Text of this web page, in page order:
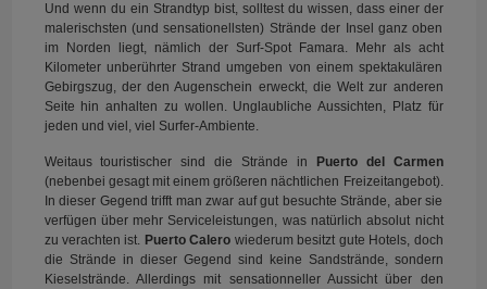
Und wenn du ein Strandtyp bist, solltest du wissen, dass einer der
malerischsten (und sensationellsten) Strände der Insel ganz oben
im Norden liegt, nämlich der Surf-Spot Famara. Mehr als acht
Kilometer unberührter Strand umgeben von einem spektakulären
Gebirgszug, der den Augenschein erweckt, die Welt zur anderen
Seite hin anhalten zu wollen. Unglaubliche Aussichten, Platz für
jeden und viel, viel Surfer-Ambiente.
Weitaus touristischer sind die Strände in
Puerto del Carmen
(nebenbei gesagt mit einem größeren nächtlichen Freizeitangebot).
In dieser Gegend trifft man zwar auf gut besuchte Strände, aber sie
verfügen über mehr Serviceleistungen, was natürlich absolut nicht
zu verachten ist. Puerto Calero wiederum besitzt gute Hotels, doch
die Strände in dieser Gegend sind keine Sandstrände, sondern
Kieselstrände. Allerdings mit sensationneller Aussicht über den